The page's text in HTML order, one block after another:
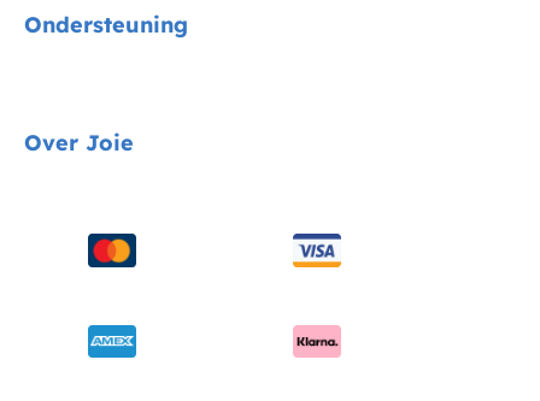
Kinderstoelen
Wiegen & ledikanten
Ondersteuning
Productondersteuning
Compatibele producten
Over Joie
Over ons
Onderscheidingen